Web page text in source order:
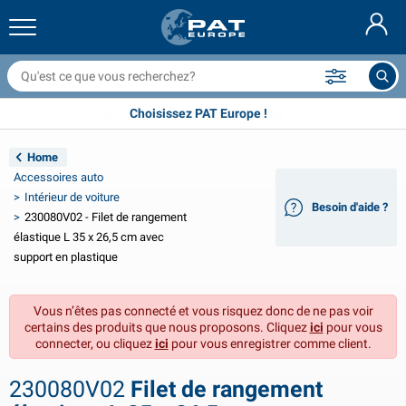
couvre remorque & accessoires
électriques pour remorque
de remorque
de remorque Aspöck
de remorque LED
d'éclairage de remorque
de voiture
de batterie & solaire
12V & 24V
pour voitures
de protection
de caravane & camping-car
de caravane & camping-car
gaz
de maintenance
techniques
de tente
de pont
et manilles
de voile
et entretien
de protection et accessoires
& couvertures anti feu
de vélo
air
de serrage
de porte
GasStop®
Nederlands
Deutsch
English
Svenska
Norsk
Dansk
Suomalainen
Choisissez PAT Europe !
Plus de 35 ans d'expérience
Home
Accessoires auto
Intérieur de voiture
230080V02 - Filet de rangement
élastique L 35 x 26,5 cm avec
support en plastique
Besoin d'aide ?
Vous n’êtes pas connecté et vous risquez donc de ne pas voir
certains des produits que nous proposons. Cliquezici pour vous
connecter, ou cliquezici pour vous enregistrer comme client.
230080V02 Filet de rangement